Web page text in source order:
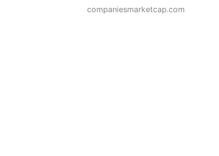
companiesmarketcap.com